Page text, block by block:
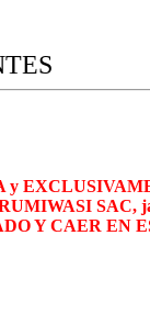
y
SAC,
Y CAER EN